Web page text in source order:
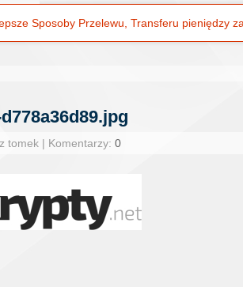
Sposoby Przelewu, Transferu pieniędzy
tomek | Komentarzy: 0